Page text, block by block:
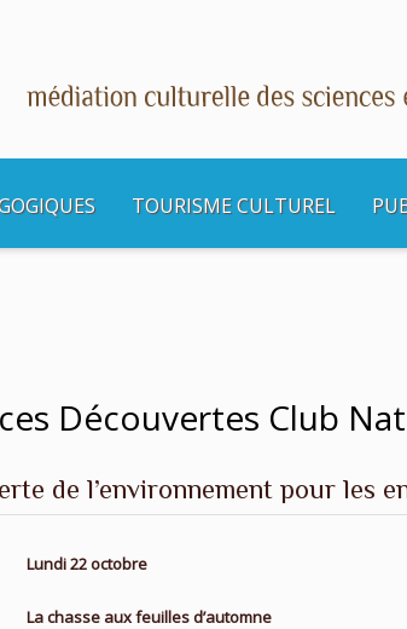
TOURISME CULTUREL
Découvertes Club
de l’environnement pour les
Lundi 22 octobre
La chasse aux feuilles d’automne